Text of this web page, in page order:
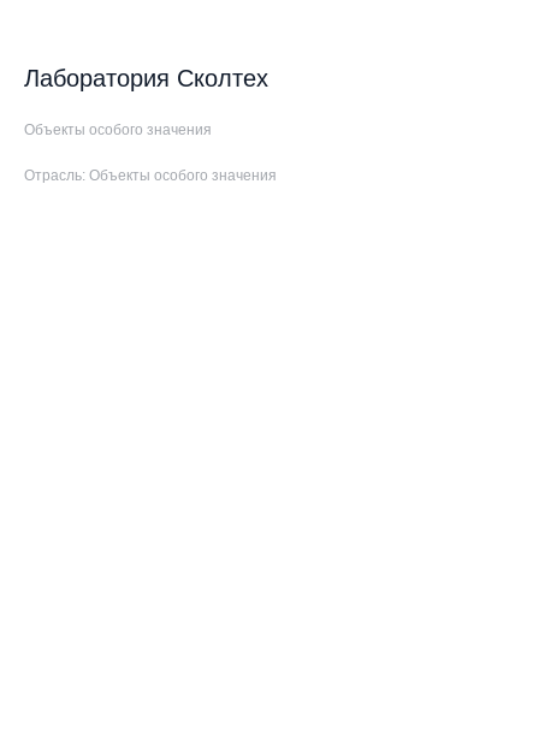
Лаборатория Сколтех
Объекты особого значения
Отрасль: Объекты особого значения